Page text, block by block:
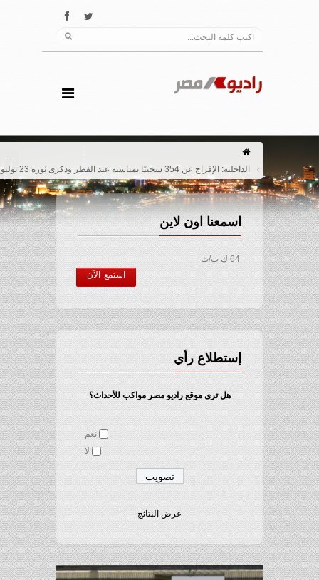
الداخلية: الإفراج عن 354 سجينًا بمناسبة عيد الفطر وذكرى ثورة 23 يوليو
اسمعنا اون لاين
64 ك ب/ث
استمع الآن
إستطلاع رأي
هل ترى موقع راديو مصر مواكب للأحداث؟
نعم
لا
عرض النتائج